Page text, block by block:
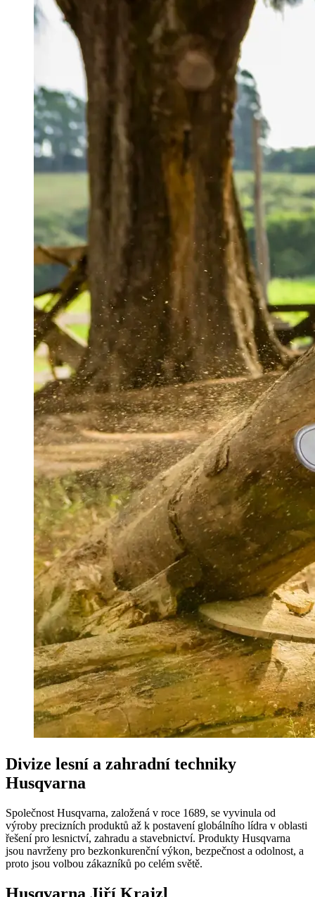
Divize lesní a zahradní techniky
Husqvarna
Společnost Husqvarna, založená v roce 1689, se vyvinula od
výroby precizních produktů až k postavení globálního lídra v oblasti
řešení pro lesnictví, zahradu a stavebnictví. Produkty Husqvarna
jsou navrženy pro bezkonkurenční výkon, bezpečnost a odolnost, a
proto jsou volbou zákazníků po celém světě.
Husqvarna Jiří Krajzl